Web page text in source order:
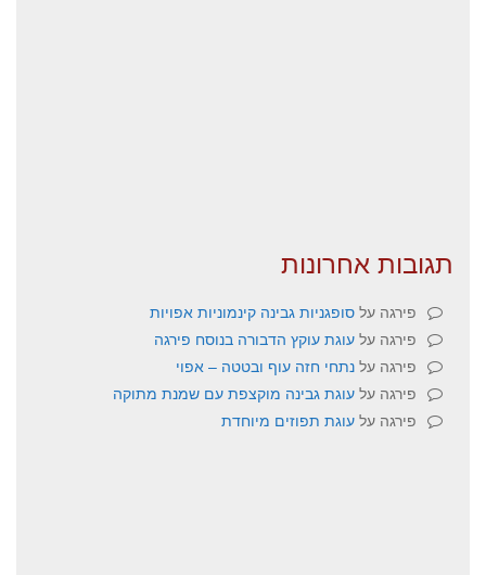
תגובות אחרונות
פירגה על סופגניות גבינה קינמוניות אפויות
פירגה על עוגת עוקץ הדבורה בנוסח פירגה
פירגה על נתחי חזה עוף ובטטה – אפוי
פירגה על עוגת גבינה מוקצפת עם שמנת מתוקה
פירגה על עוגת תפוזים מיוחדת